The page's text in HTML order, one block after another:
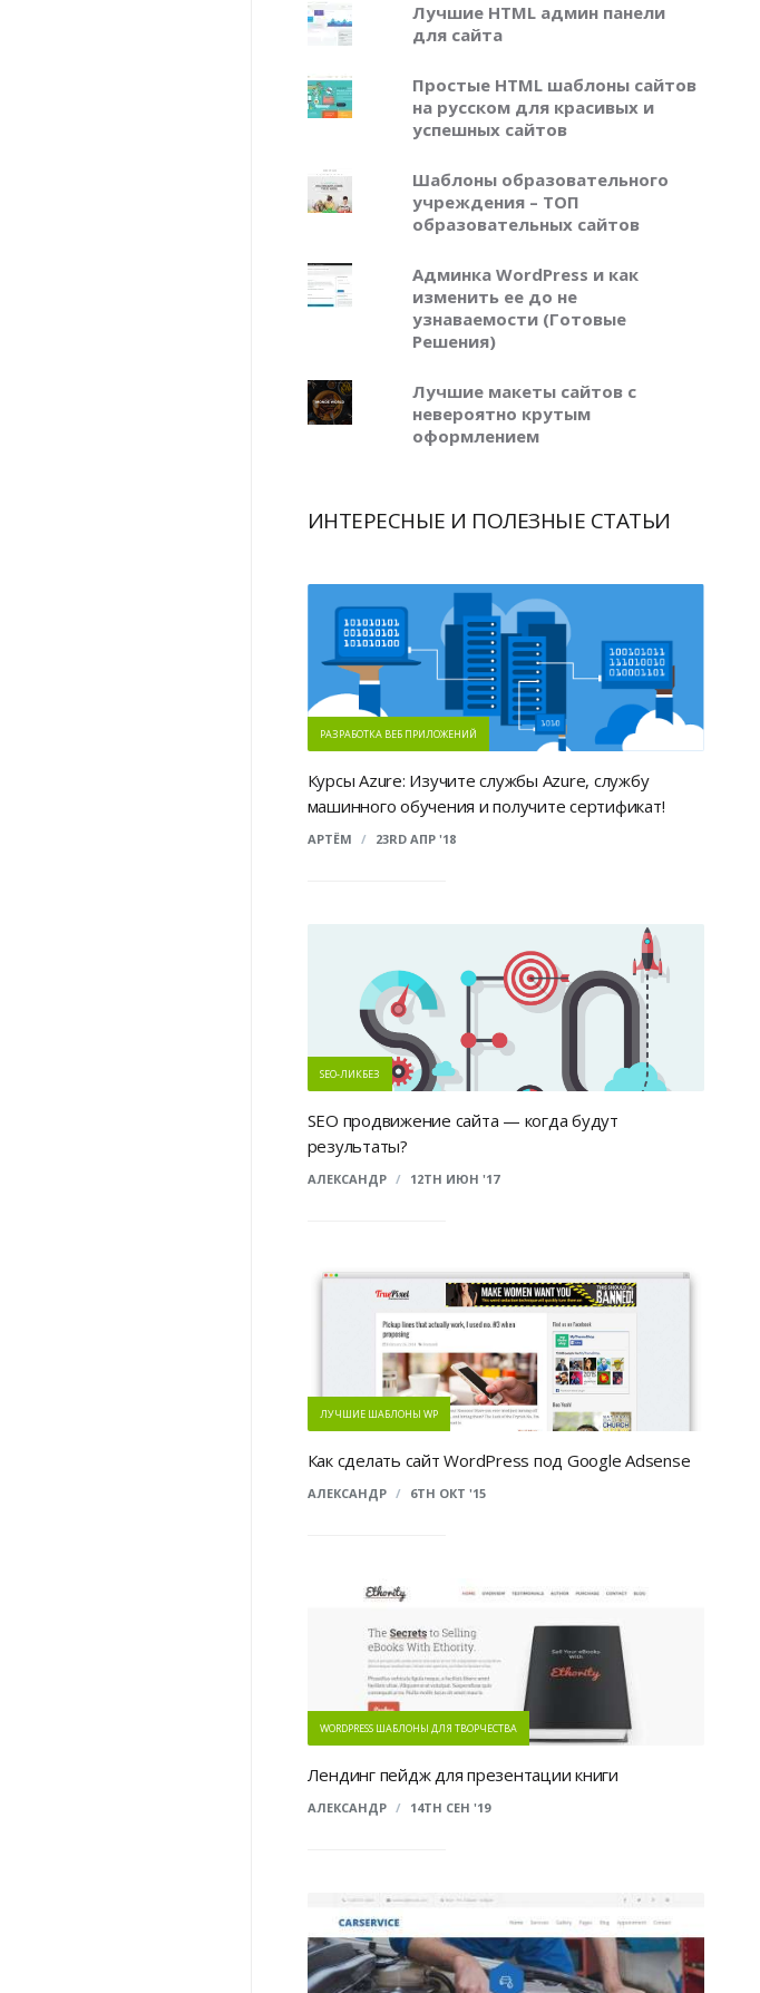
Лучшие HTML админ панели
для сайта
Простые HTML шаблоны сайтов
на русском для красивых и
успешных сайтов
Шаблоны образовательного
учреждения – ТОП
образовательных сайтов
Админка WordPress и как
изменить ее до не
узнаваемости (Готовые
Решения)
Лучшие макеты сайтов с
невероятно крутым
оформлением
ИНТЕРЕСНЫЕ И ПОЛЕЗНЫЕ СТАТЬИ
РАЗРАБОТКА ВЕБ ПРИЛОЖЕНИЙ
Курсы Azure: Изучите службы Azure, службу
машинного обучения и получите сертификат!
АРТЁМ / 23RD АПР '18
SEO-ЛИКБЕЗ
SEO продвижение сайта — когда будут
результаты?
АЛЕКСАНДР / 12TH ИЮН '17
ЛУЧШИЕ ШАБЛОНЫ WP
Как сделать сайт WordPress под Google Adsense
АЛЕКСАНДР / 6TH ОКТ '15
WORDPRESS ШАБЛОНЫ ДЛЯ ТВОРЧЕСТВА
Лендинг пейдж для презентации книги
АЛЕКСАНДР / 14TH СЕН '19